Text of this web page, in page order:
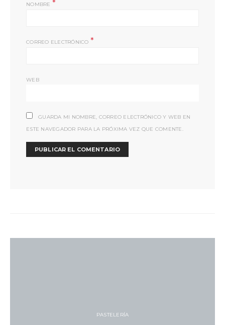
NOMBRE *
CORREO ELECTRÓNICO *
WEB
GUARDA MI NOMBRE, CORREO ELECTRÓNICO Y WEB EN
ESTE NAVEGADOR PARA LA PRÓXIMA VEZ QUE COMENTE.
PASTELERÍA